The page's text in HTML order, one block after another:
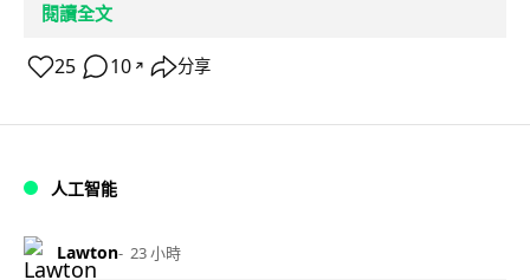
閱讀全文
25 10 ↗ 分享
人工智能
Lawton 23 小時